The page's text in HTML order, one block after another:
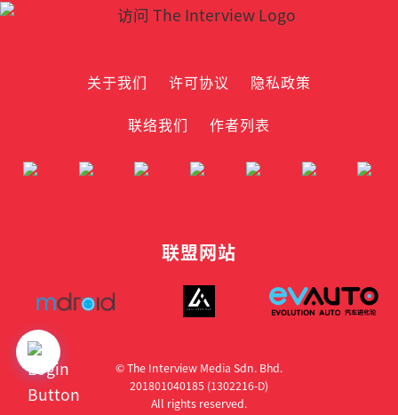
关于我们 许可协议
隐私政策
联络我们
作者列表
联盟网站
© The Interview Media Sdn. Bhd.
201801040185 (1302216­-D)
All rights reserved.